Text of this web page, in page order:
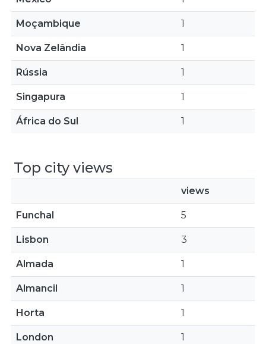
Moçambique 1
Nova Zelândia 1
Rússia 1
Singapura 1
África do Sul 1
Top city views
views
Funchal 5
Lisbon 3
Almada 1
Almancil 1
Horta 1
London 1